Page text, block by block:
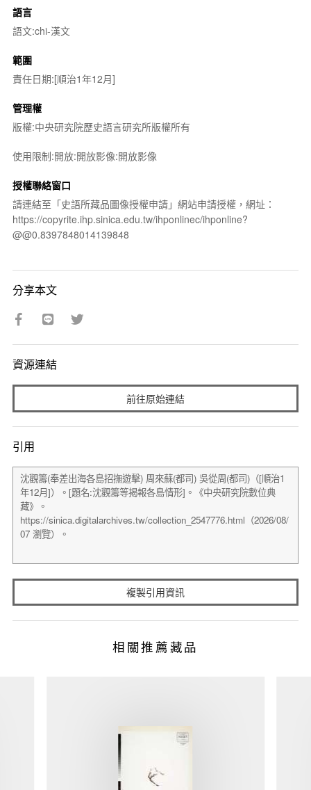
語言
語文:chi-漢文
範圍
責任日期:[順治1年12月]
管理權
版權:中央研究院歷史語言研究所版權所有
使用限制:開放:開放影像:開放影像
授權聯絡窗口
請連結至「史語所藏品圖像授權申請」網站申請授權，網址：
https://copyrite.ihp.sinica.edu.tw/ihponlinec/ihponline?
@@0.8397848014139848
分享本文
資源連結
前往原始連結
引用
複製引用資訊
相關推薦藏品